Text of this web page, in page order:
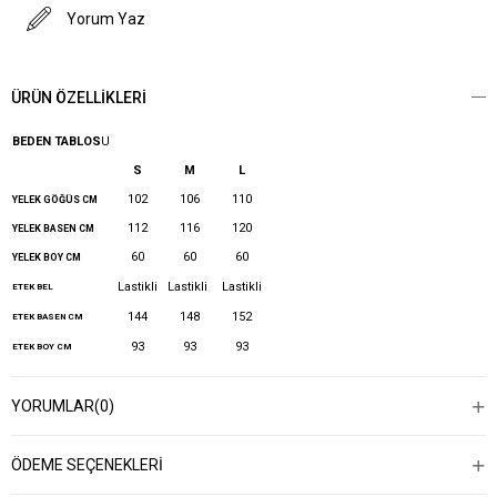
Yorum Yaz
ÜRÜN ÖZELLIKLERI
BEDEN TABLOSU
S
M L
YELEK GÖĞÜS CM 102 106 110
YELEK BASEN CM 112 116 120
YELEK BOY CM 60 60 60
ETEK BEL Lastikli Lastikli Lastikli
ETEK BASEN CM 144 148 152
ETEK BOY CM 93 93 93
YORUMLAR(0)
ÖDEME SEÇENEKLERI